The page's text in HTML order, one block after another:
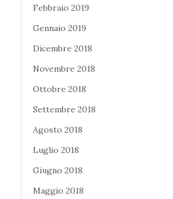
Febbraio 2019
Gennaio 2019
Dicembre 2018
Novembre 2018
Ottobre 2018
Settembre 2018
Agosto 2018
Luglio 2018
Giugno 2018
Maggio 2018